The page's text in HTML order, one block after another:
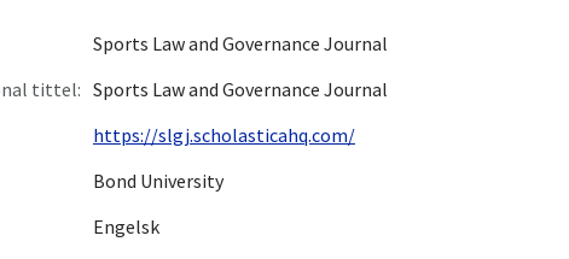
Sports Law and Governance Journal
tittel: Sports Law and Governance Journal
https://slgj.scholasticahq.com/
Bond University
Engelsk